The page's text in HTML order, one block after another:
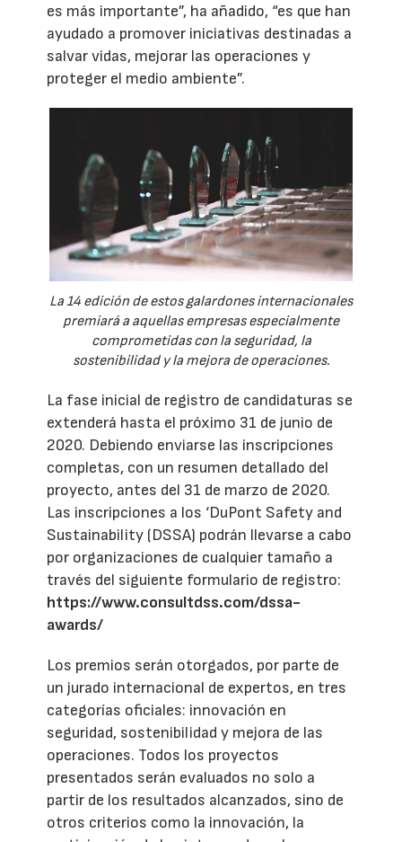
es más importante”, ha añadido, “es que han
ayudado a promover iniciativas destinadas a
salvar vidas, mejorar las operaciones y
proteger el medio ambiente”.
La 14 edición de estos galardones internacionales
premiará a aquellas empresas especialmente
comprometidas con la seguridad, la
sostenibilidad y la mejora de operaciones.
La fase inicial de registro de candidaturas se
extenderá hasta el próximo 31 de junio de
2020. Debiendo enviarse las inscripciones
completas, con un resumen detallado del
proyecto, antes del 31 de marzo de 2020.
Las inscripciones a los ‘DuPont Safety and
Sustainability (DSSA) podrán llevarse a cabo
por organizaciones de cualquier tamaño a
través del siguiente formulario de registro:
https://www.consultdss.com/dssa-
awards/
Los premios serán otorgados, por parte de
un jurado internacional de expertos, en tres
categorías oficiales: innovación en
seguridad, sostenibilidad y mejora de las
operaciones. Todos los proyectos
presentados serán evaluados no solo a
partir de los resultados alcanzados, sino de
otros criterios como la innovación, la